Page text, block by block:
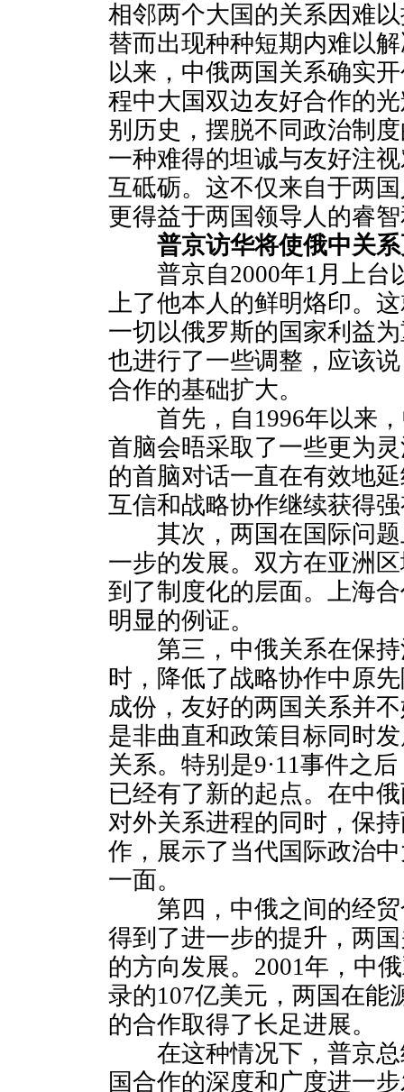
相邻两个大国的关系因难
替而出现种种短期内难以
以来，中俄两国关系确实
程中大国双边友好合作的
别历史，摆脱不同政治制
一种难得的坦诚与友好注
互砥砺。这不仅来自于两
更得益于两国领导人的睿
普京访华将使俄中关系
普京自2000年1月上台
上了他本人的鲜明烙印。
一切以俄罗斯的国家利益
也进行了一些调整，应该
合作的基础扩大。
首先，自1996年以来，
首脑会晤采取了一些更为
的首脑对话一直在有效地
互信和战略协作继续获得
其次，两国在国际问题
一步的发展。双方在亚洲
到了制度化的层面。上海
明显的例证。
第三，中俄关系在保持
时，降低了战略协作中原
成份，友好的两国关系并
是非曲直和政策目标同时
关系。特别是9·11事件之
已经有了新的起点。在中
对外关系进程的同时，保
作，展示了当代国际政治
一面。
第四，中俄之间的经贸
得到了进一步的提升，两
的方向发展。2001年，中
录的107亿美元，两国在能
的合作取得了长足进展。
在这种情况下，普京总
国合作的深度和广度进一